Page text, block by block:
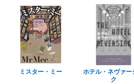
ミスター・ミー
ホテル・ネヴァー
ク